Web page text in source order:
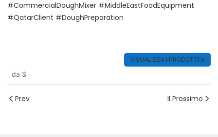
#CommercialDoughMixer #MiddleEastFoodEquipment
#QatarClient #DoughPreparation
da $
VISUALIZZA I PRODOTTI A
Prev Il Prossimo